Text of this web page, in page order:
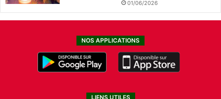
01/06/2026
NOS APPLICATIONS
LIENS UTILES